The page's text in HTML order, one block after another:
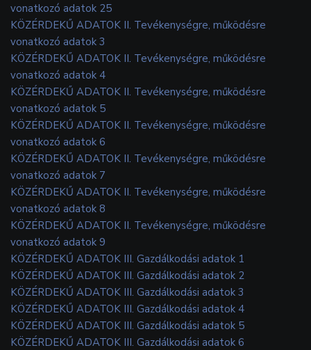
vonatkozó adatok 25
KÖZÉRDEKŰ ADATOK II. Tevékenységre, működésre
vonatkozó adatok 3
KÖZÉRDEKŰ ADATOK II. Tevékenységre, működésre
vonatkozó adatok 4
KÖZÉRDEKŰ ADATOK II. Tevékenységre, működésre
vonatkozó adatok 5
KÖZÉRDEKŰ ADATOK II. Tevékenységre, működésre
vonatkozó adatok 6
KÖZÉRDEKŰ ADATOK II. Tevékenységre, működésre
vonatkozó adatok 7
KÖZÉRDEKŰ ADATOK II. Tevékenységre, működésre
vonatkozó adatok 8
KÖZÉRDEKŰ ADATOK II. Tevékenységre, működésre
vonatkozó adatok 9
KÖZÉRDEKŰ ADATOK III. Gazdálkodási adatok 1
KÖZÉRDEKŰ ADATOK III. Gazdálkodási adatok 2
KÖZÉRDEKŰ ADATOK III. Gazdálkodási adatok 3
KÖZÉRDEKŰ ADATOK III. Gazdálkodási adatok 4
KÖZÉRDEKŰ ADATOK III. Gazdálkodási adatok 5
KÖZÉRDEKŰ ADATOK III. Gazdálkodási adatok 6